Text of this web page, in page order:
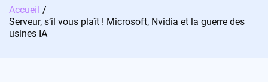
Accueil
Serveur, s’il vous plaît ! Microsoft, Nvidia et la guerre des
usines IA